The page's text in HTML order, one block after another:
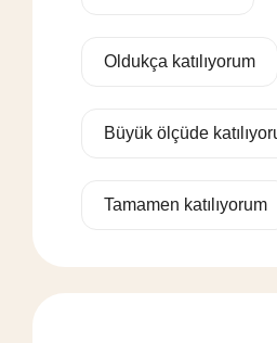
Oldukça katılıyorum
Büyük ölçüde
Tamamen katılıyorum